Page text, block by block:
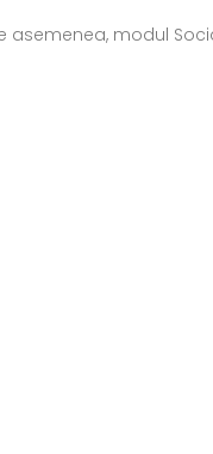
modul